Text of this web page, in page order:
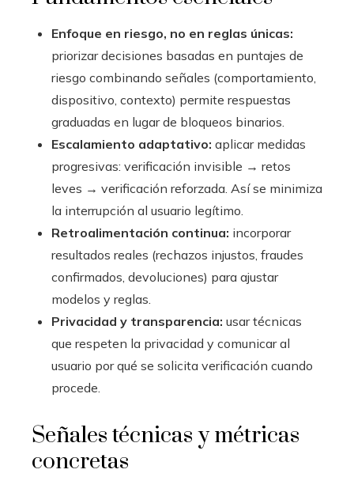
Enfoque en riesgo, no en reglas únicas:
priorizar decisiones basadas en puntajes de
riesgo combinando señales (comportamiento,
dispositivo, contexto) permite respuestas
graduadas en lugar de bloqueos binarios.
Escalamiento adaptativo: aplicar medidas
progresivas: verificación invisible → retos
leves → verificación reforzada. Así se minimiza
la interrupción al usuario legítimo.
Retroalimentación continua: incorporar
resultados reales (rechazos injustos, fraudes
confirmados, devoluciones) para ajustar
modelos y reglas.
Privacidad y transparencia: usar técnicas
que respeten la privacidad y comunicar al
usuario por qué se solicita verificación cuando
procede.
Señales técnicas y métricas
concretas